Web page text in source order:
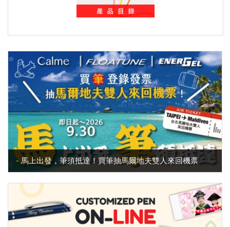
馬上出發，筆須抵達！買筆抽馬爾地夫雙人來回機票